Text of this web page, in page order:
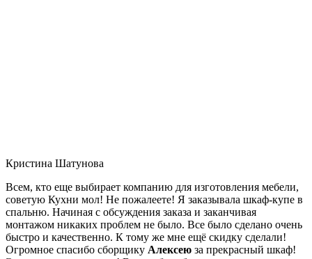
Кристина Шатунова
Всем, кто еще выбирает компанию для изготовления мебели,
советую Кухни мол! Не пожалеете! Я заказывала шкаф-купе в
спальню. Начиная с обсуждения заказа и заканчивая
монтажом никаких проблем не было. Все было сделано очень
быстро и качественно. К тому же мне ещё скидку сделали!
Огромное спасибо сборщику Алексею за прекрасный шкаф!